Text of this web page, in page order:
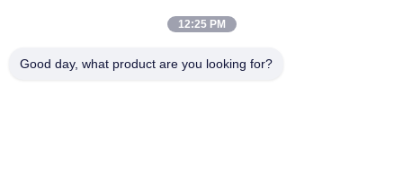
Jointech JT709A Container GPS tracking hangslot waterdicht
12:25 PM
Good day, what product are you looking for?